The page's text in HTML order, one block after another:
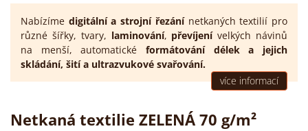
Nabízíme digitální a strojní řezánínetkaných textilií pro
různé šířky, tvary, laminování, převíjenívelkých návinů
na menší, automatické formátování déleka jejich
skládání, šitía ultrazvukové svařování.
více informací
Netkaná textilie ZELENÁ 70 g/m²